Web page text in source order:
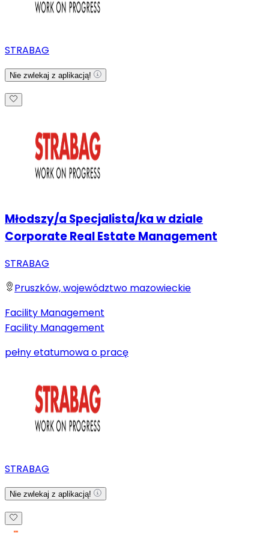
STRABAG
Nie zwlekaj z aplikacją!
Młodszy/a Specjalista/ka w dziale
Corporate Real Estate Management
STRABAG
Pruszków, województwo mazowieckie
Facility Management
Facility Management
pełny etatumowa o pracę
STRABAG
Nie zwlekaj z aplikacją!